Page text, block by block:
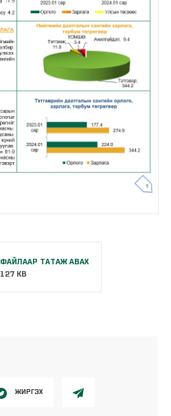
ФАЙЛААР ТАТАЖ АВАХ
127 KB
ЖИРГЭХ